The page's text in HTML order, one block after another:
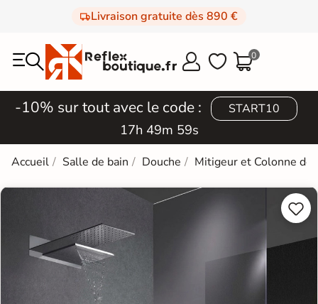
Livraison gratuite dès 890 €
  0
-10% sur tout avec le code : START10
17h 49m 58s
Accueil Salle de bain Douche Mitigeur et Colonne de

